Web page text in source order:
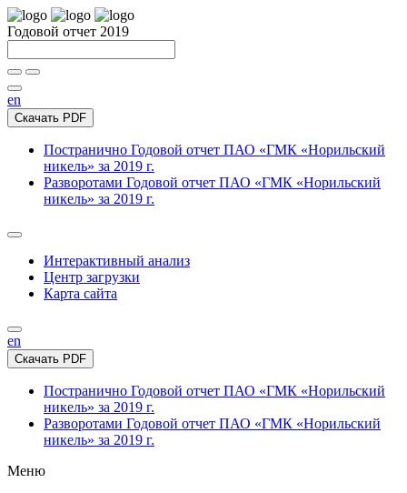
Годовой отчет 2019
en
Скачать PDF
Постранично Годовой отчет ПАО «ГМК «Норильский
никель» за 2019 г.
Разворотами Годовой отчет ПАО «ГМК «Норильский
никель» за 2019 г.
Интерактивный анализ
Центр загрузки
Карта сайта
en
Скачать PDF
Постранично Годовой отчет ПАО «ГМК «Норильский
никель» за 2019 г.
Разворотами Годовой отчет ПАО «ГМК «Норильский
никель» за 2019 г.
Меню